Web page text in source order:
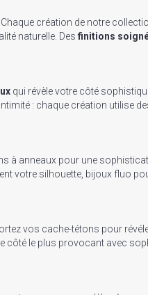
création de notre
naturelle. Des finitions
qui révèle votre côté
: chaque création utilise
à anneaux pour une
votre silhouette, bijoux fluo
vos cache-tétons pour
côté le plus provocant avec